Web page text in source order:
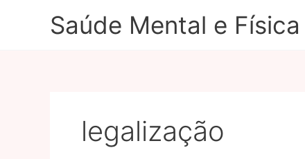
Saúde Mental e Física
legalização